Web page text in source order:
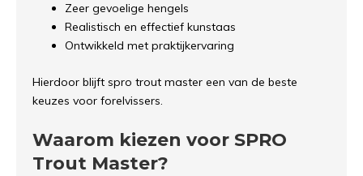
Zeer gevoelige hengels
Realistisch en effectief kunstaas
Ontwikkeld met praktijkervaring
Hierdoor blijft spro trout master een van de beste
keuzes voor forelvissers.
Waarom kiezen voor SPRO
Trout Master?